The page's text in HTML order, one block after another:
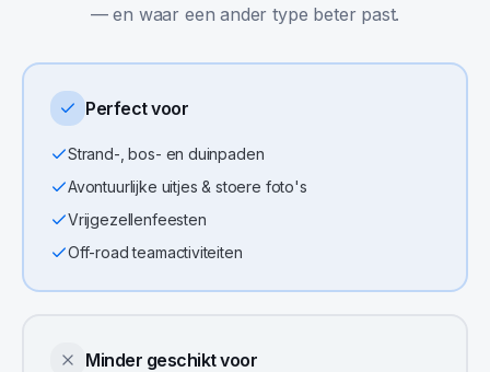
— en waar een ander type beter past.
Perfect voor
Strand-, bos- en duinpaden
Avontuurlijke uitjes & stoere foto's
Vrijgezellenfeesten
Off-road teamactiviteiten
Minder geschikt voor